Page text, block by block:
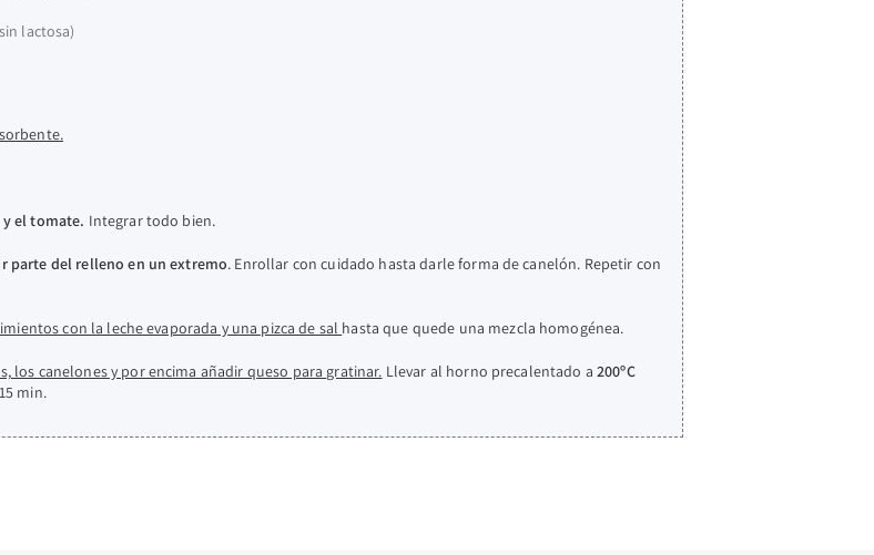
lactosa)
el tomate. Integrar todo bien.
parte del relleno en un extremo. Enrollar con cuidado hasta darle forma de canelón. Repetir con
con la leche evaporada y una pizca de sal hasta que quede una mezcla homogénea.
los canelones y por encima añadir queso para gratinar. Llevar al horno precalentado a200ºC
min.